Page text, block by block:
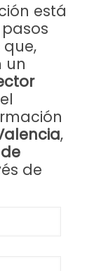
está
que,
un
,
de